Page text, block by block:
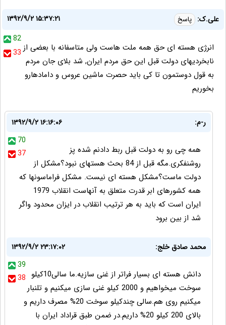
علی.ک: پاسخ
۱۳۹۲/۹/۲ ۱۵:۳۷:۲۱
82
33 انرژی هسته ای حق همه ملت هاست ولی متاسفانه با بعضی از
نابخردیهای دولت قبل این حق مردم ایران, شد بلای جان مردم
به قول دوستمون تا کی باید حصرت ماشین عروس و دامادهارو
بخوریم
ر-م:
۱۳۹۲/۹/۲ ۱۶:۱۶:۰۶
70
37
همه چی رو به دولت قبل ربط دادنم شده پز
روشنفکری.مگه قبل از 84 بحث هستهای نبود؟مشکل از
دولت ماست؟مشکل هسته ای نیست. مشکل فراماسونها که
همه کشورهای ابر قدرت متعلق به آنهاست انقلاب 1979
ایران است که باید به هر ترتیب انقلاب در ایزان محدود واگر
شد از بین برود
محمد صادق خلج:
۱۳۹۲/۹/۲ ۲۳:۱۷:۰۲
39
38 دانش هسته ای بسیار فراتر از غنی سازیه.ما سالی10کیلو
سوخت میخواهیم و 2000 کیلو غنی سازی میکنیم و تلنبار
میکنیم روی هم.سالی چندکیلو سوخت 20% مصرف داریم و
بالای 200 کیلو 20% داریم.در ضمن طبق قراداد ایران با